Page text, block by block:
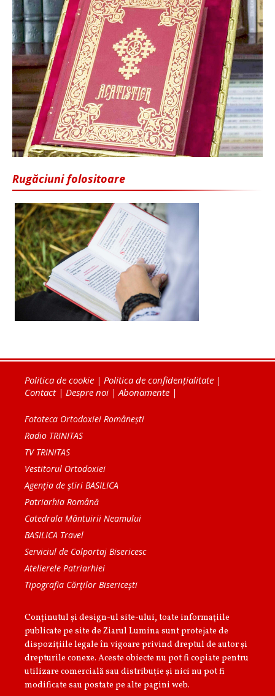
Rugăciuni folositoare
Politica de cookie | Politica de confidențialitate |
Contact| Despre noi | Abonamente |
Fototeca Ortodoxiei Românești
Radio TRINITAS
TV TRINITAS
Vestitorul Ortodoxiei
Agenţia de ştiri BASILICA
Patriarhia Română
Catedrala Mântuirii Neamului
BASILICA Travel
Serviciul de Colportaj Bisericesc
Atelierele Patriarhiei
Tipografia Cărţilor Bisericeşti
Conținutul și design-ul site-ului, toate informaţiile
publicate pe site de Ziarul Lumina sunt protejate de
dispoziţiile legale în vigoare privind dreptul de autor şi
drepturile conexe. Aceste obiecte nu pot fi copiate pentru
utilizare comercială sau distribuţie şi nici nu pot fi
modificate sau postate pe alte pagini web.